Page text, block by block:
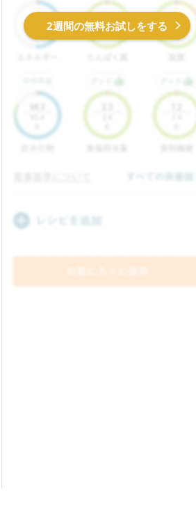
2週間の無料お試しをする